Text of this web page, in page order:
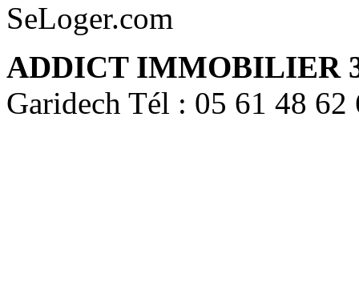
SeLoger.com
ADDICT IMMOBILIER
Garidech Tél : 05 61 48 62